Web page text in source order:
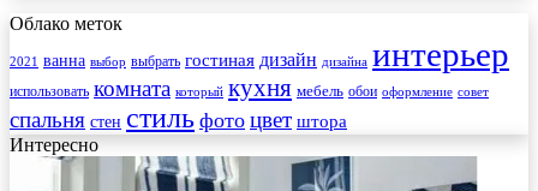
Облако меток
2021 ванна выбор выбрать гостиная дизайн дизайна интерьер
использовать комната который кухня мебель обои оформление совет
спальня стен стиль фото цвет штора
Интересно